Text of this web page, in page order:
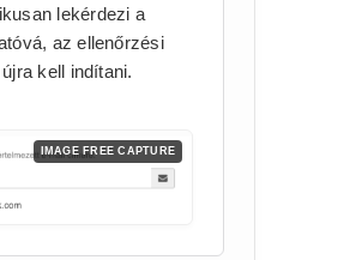
lekérdezi a
az ellenőrzési
kell indítani.
IMAGE FREE CAPTURE